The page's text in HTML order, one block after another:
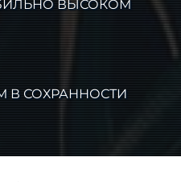
ВЫСОКОМ
В СОХРАННОСТИ